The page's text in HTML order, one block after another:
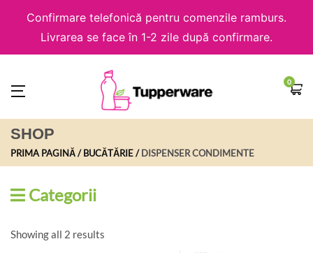
Confirmare telefonică pentru comenzile ramburs.
Livrarea se face în 1-2 zile după confirmare.
0
SHOP
PRIMA PAGINĂ BUCĂTĂRIE DISPENSER CONDIMENTE
Categorii
Showing all 2 results